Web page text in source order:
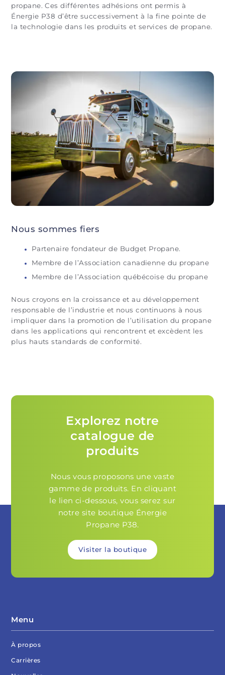
propane. Ces différentes adhésions ont permis à
Énergie P38 d’être successivement à la fine pointe de
la technologie dans les produits et services de propane.
Nous sommes fiers
Partenaire fondateur de Budget Propane.
Membre de l’Association canadienne du propane
Membre de l’Association québécoise du propane
Nous croyons en la croissance et au développement
responsable de l’industrie et nous continuons à nous
impliquer dans la promotion de l’utilisation du propane
dans les applications qui rencontrent et excèdent les
plus hauts standards de conformité.
Explorez notre
catalogue de
produits
Nous vous proposons une vaste
gamme de produits. En cliquant
le lien ci-dessous, vous serez sur
notre site boutique Énergie
Propane P38.
Visiter la boutique
Menu
À propos
Carrières